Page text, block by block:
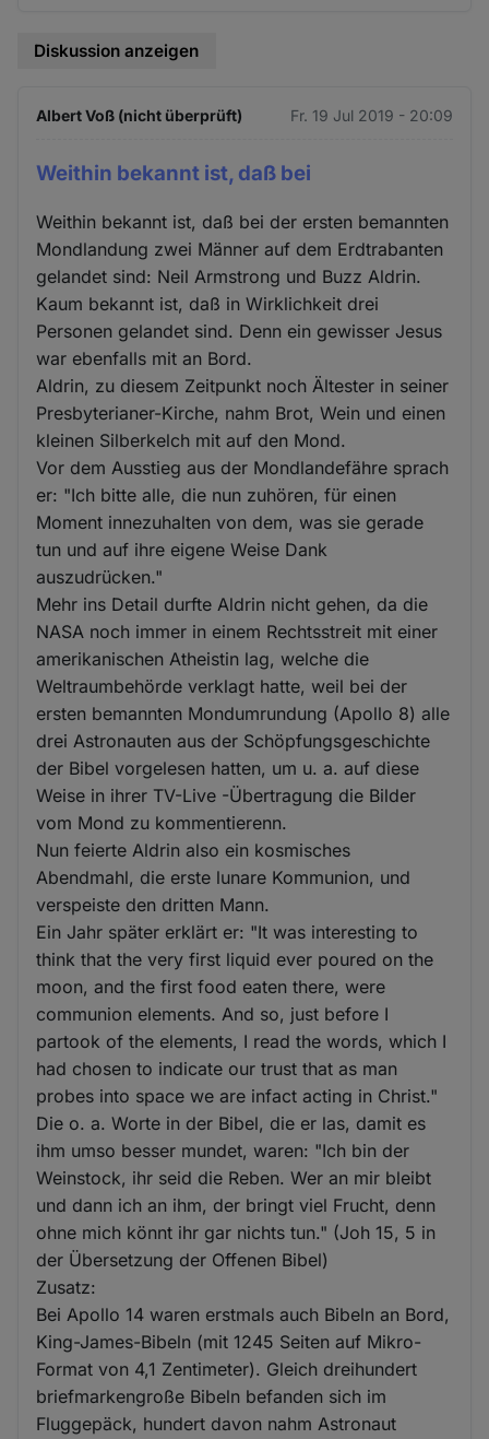
Diskussion anzeigen
Albert Voß (nicht überprüft) Fr. 19 Jul 2019 - 20:09
Weithin bekannt ist, daß bei
Weithin bekannt ist, daß bei der ersten bemannten
Mondlandung zwei Männer auf dem Erdtrabanten
gelandet sind: Neil Armstrong und Buzz Aldrin.
Kaum bekannt ist, daß in Wirklichkeit drei
Personen gelandet sind. Denn ein gewisser Jesus
war ebenfalls mit an Bord.
Aldrin, zu diesem Zeitpunkt noch Ältester in seiner
Presbyterianer-Kirche, nahm Brot, Wein und einen
kleinen Silberkelch mit auf den Mond.
Vor dem Ausstieg aus der Mondlandefähre sprach
er: "Ich bitte alle, die nun zuhören, für einen
Moment innezuhalten von dem, was sie gerade
tun und auf ihre eigene Weise Dank
auszudrücken."
Mehr ins Detail durfte Aldrin nicht gehen, da die
NASA noch immer in einem Rechtsstreit mit einer
amerikanischen Atheistin lag, welche die
Weltraumbehörde verklagt hatte, weil bei der
ersten bemannten Mondumrundung (Apollo 8) alle
drei Astronauten aus der Schöpfungsgeschichte
der Bibel vorgelesen hatten, um u. a. auf diese
Weise in ihrer TV-Live -Übertragung die Bilder
vom Mond zu kommentierenn.
Nun feierte Aldrin also ein kosmisches
Abendmahl, die erste lunare Kommunion, und
verspeiste den dritten Mann.
Ein Jahr später erklärt er: "It was interesting to
think that the very first liquid ever poured on the
moon, and the first food eaten there, were
communion elements. And so, just before I
partook of the elements, I read the words, which I
had chosen to indicate our trust that as man
probes into space we are infact acting in Christ."
Die o. a. Worte in der Bibel, die er las, damit es
ihm umso besser mundet, waren: "Ich bin der
Weinstock, ihr seid die Reben. Wer an mir bleibt
und dann ich an ihm, der bringt viel Frucht, denn
ohne mich könnt ihr gar nichts tun." (Joh 15, 5 in
der Übersetzung der Offenen Bibel)
Zusatz:
Bei Apollo 14 waren erstmals auch Bibeln an Bord,
King-James-Bibeln (mit 1245 Seiten auf Mikro-
Format von 4,1 Zentimeter). Gleich dreihundert
briefmarkengroße Bibeln befanden sich im
Fluggepäck, hundert davon nahm Astronaut